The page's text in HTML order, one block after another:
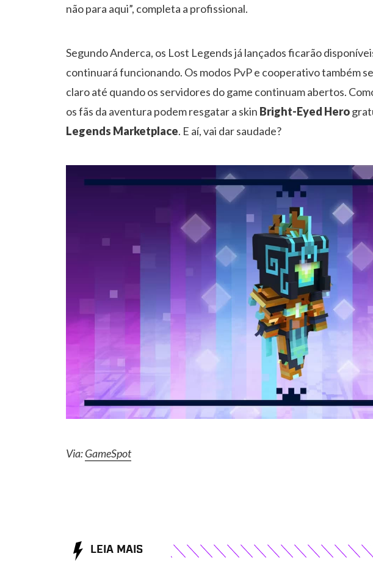
não para aqui”, completa a profissional.
Segundo Anderca, os Lost Legends já lançados ficarão
continuará funcionando. Os modos PvP e cooperativo também
claro até quando os servidores do game continuam abertos.
os fãs da aventura podem resgatar a skin Bright-Eyed Hero
Legends Marketplace. E aí, vai dar saudade?
Via:GameSpot
LEIA MAIS